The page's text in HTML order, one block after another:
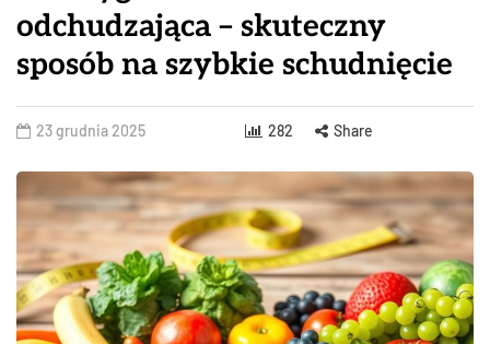
odchudzająca – skuteczny
sposób na szybkie schudnięcie
23 grudnia 2025 282 Share